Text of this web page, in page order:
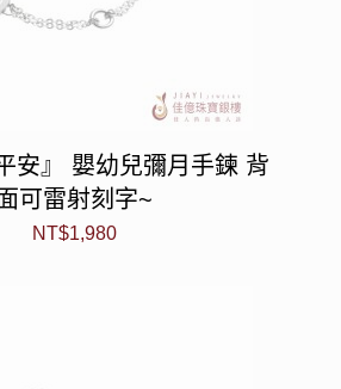
安』 嬰幼兒彌月手鍊 背
可雷射刻字~
NT$1,980